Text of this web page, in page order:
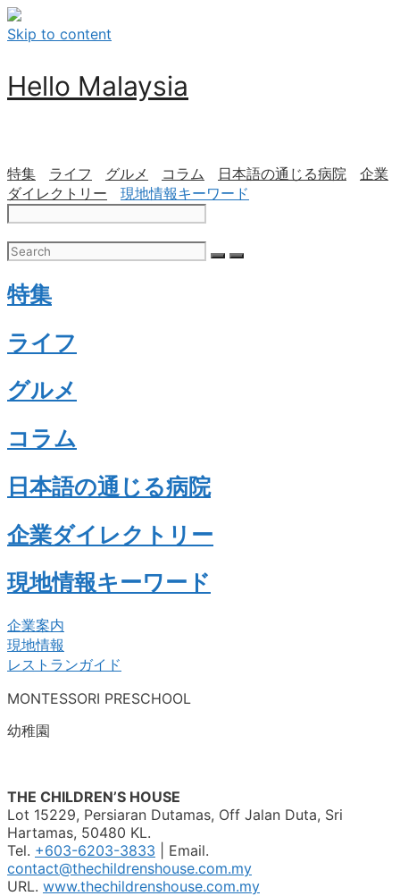
Skip to content
Hello Malaysia
特集 ライフ グルメ コラム 日本語の通じる病院
企業
ダイレクトリー
現地情報キーワード
特集
ライフ
グルメ
コラム
日本語の通じる病院
企業ダイレクトリー
現地情報キーワード
企業案内
現地情報
レストランガイド
MONTESSORI PRESCHOOL
幼稚園
THE CHILDREN’S HOUSE
Lot 15229, Persiaran Dutamas, Off Jalan Duta, Sri
Hartamas, 50480 KL.
Tel. +603-6203-3833 | Email.
contact@thechildrenshouse.com.my
URL. www.thechildrenshouse.com.my